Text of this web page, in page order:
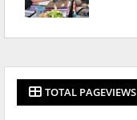
TOTAL PAGEVIEWS